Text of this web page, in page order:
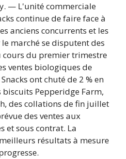
— L'unité commerciale
continue de faire face à
anciens concurrents et les
marché se disputent des
cours du premier trimestre
ventes biologiques de
ont chuté de 2 % en
Pepperidge Farm,
des collations de fin juillet
des ventes aux
et sous contrat. La
résultats à mesure